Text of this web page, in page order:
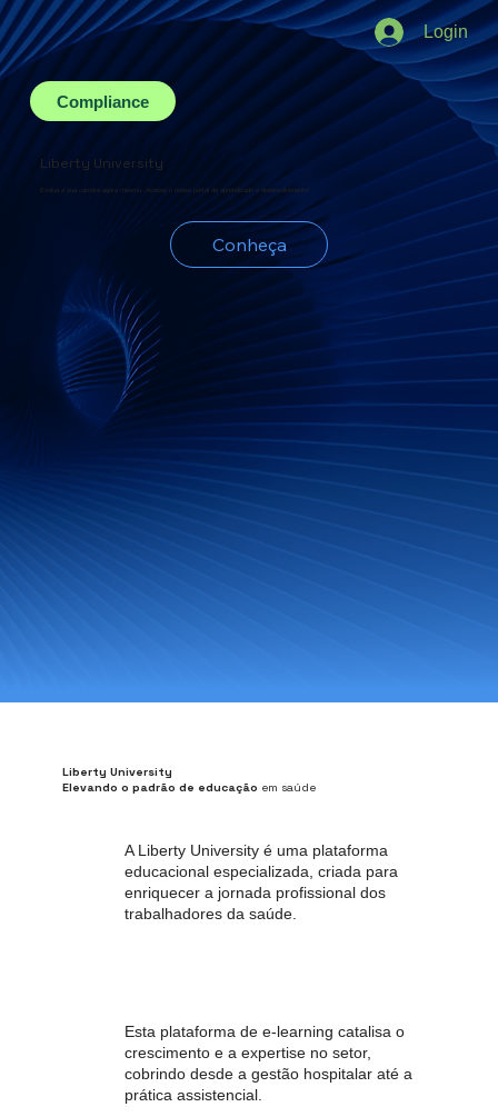
Login
Compliance
Liberty University
Evolua a sua carreira agora mesmo. Acesse o nosso portal de aprendizado e desenvolvimento!
Conheça
Liberty University
Elevando o padrão de educação em saúde
A Liberty University é uma plataforma
educacional especializada, criada para
enriquecer a jornada profissional dos
trabalhadores da saúde.
Esta plataforma de e-learning catalisa o
crescimento e a expertise no setor,
cobrindo desde a gestão hospitalar até a
prática assistencial.